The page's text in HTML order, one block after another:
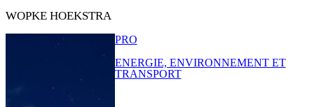
WOPKE HOEKSTRA
PRO
ENERGIE, ENVIRONNEMENT ET
TRANSPORT